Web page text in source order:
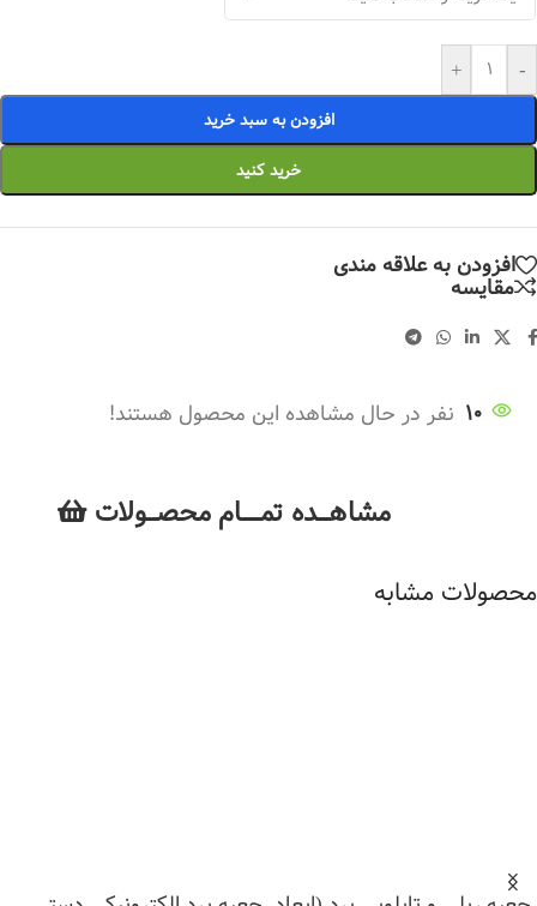
-
+
افزودن به سبد خرید
خرید کنید
افزودن به علاقه مندی
مقایسه
10 نفر در حال مشاهده این محصول هستند!
مشاهــــده تمــــــام محصـــولات
محصولات مشابه